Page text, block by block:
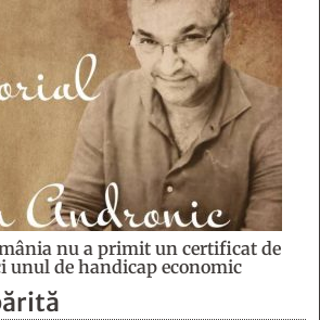
nu a primit un certificat de
unul de handicap economic